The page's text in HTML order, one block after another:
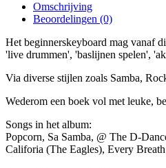
Omschrijving
Beoordelingen (0)
Het beginnerskeyboard mag vanaf
'live drummen', 'baslijnen spelen',
Via diverse stijlen zoals Samba,
Wederom een boek vol met leuke,
Songs in het album:
Popcorn, Sa Samba, @ The D-
Califoria (The Eagles), Every